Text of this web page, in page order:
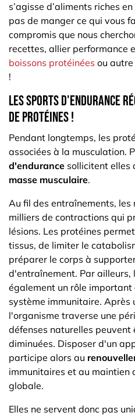
s’agisse d’aliments riches
pas de manger ce qui vous
compromis que nous
recettes, allier performance
boissons protéinées ou autre
!
Les sports d'endurance
de protéines !
Pendant longtemps, les
associées à la musculation.
d'endurance sollicitent elles
masse musculaire.
Au fil des entraînements, les
milliers de contractions qui
lésions. Les protéines
tissus, de limiter le
préparer le corps à
d'entraînement. Par ailleurs,
également un rôle
système immunitaire. Après
l'organisme traverse une
défenses naturelles
diminuées. Disposer d'un
participe alors au
immunitaires et au maintien
globale.
Elles ne servent donc pas